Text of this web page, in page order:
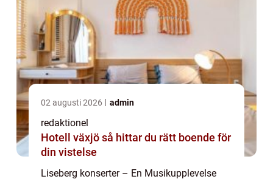
02 augusti 2026 admin
redaktionel
Hotell växjö så hittar du rätt boende för
din vistelse
Liseberg konserter – En Musikupplevelse